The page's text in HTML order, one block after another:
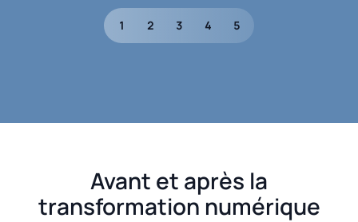
1 2 3 4 5
Avant et après la
transformation numérique